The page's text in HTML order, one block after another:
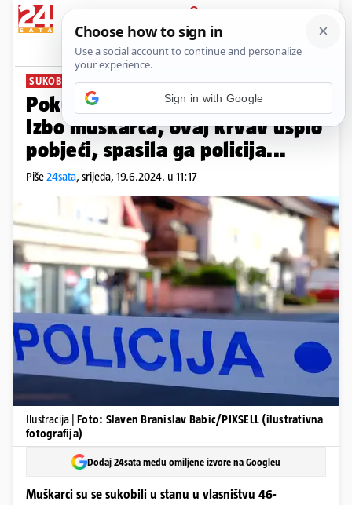
PRIJAVA
News Komentari
SUKOBILI SE U STANU ŽENE
Pokušaj ubojstva na Maksimiru:
Izbo muškarca, ovaj krvav uspio
pobjeći, spasila ga policija...
Piše24sata, srijeda, 19.6.2024. u 11:17
Ilustracija | Foto: Slaven Branislav Babic/PIXSELL (ilustrativna
fotografija)
Dodaj 24sata među omiljene izvore na Googleu
Muškarci su se sukobili u stanu u vlasništvu 46-